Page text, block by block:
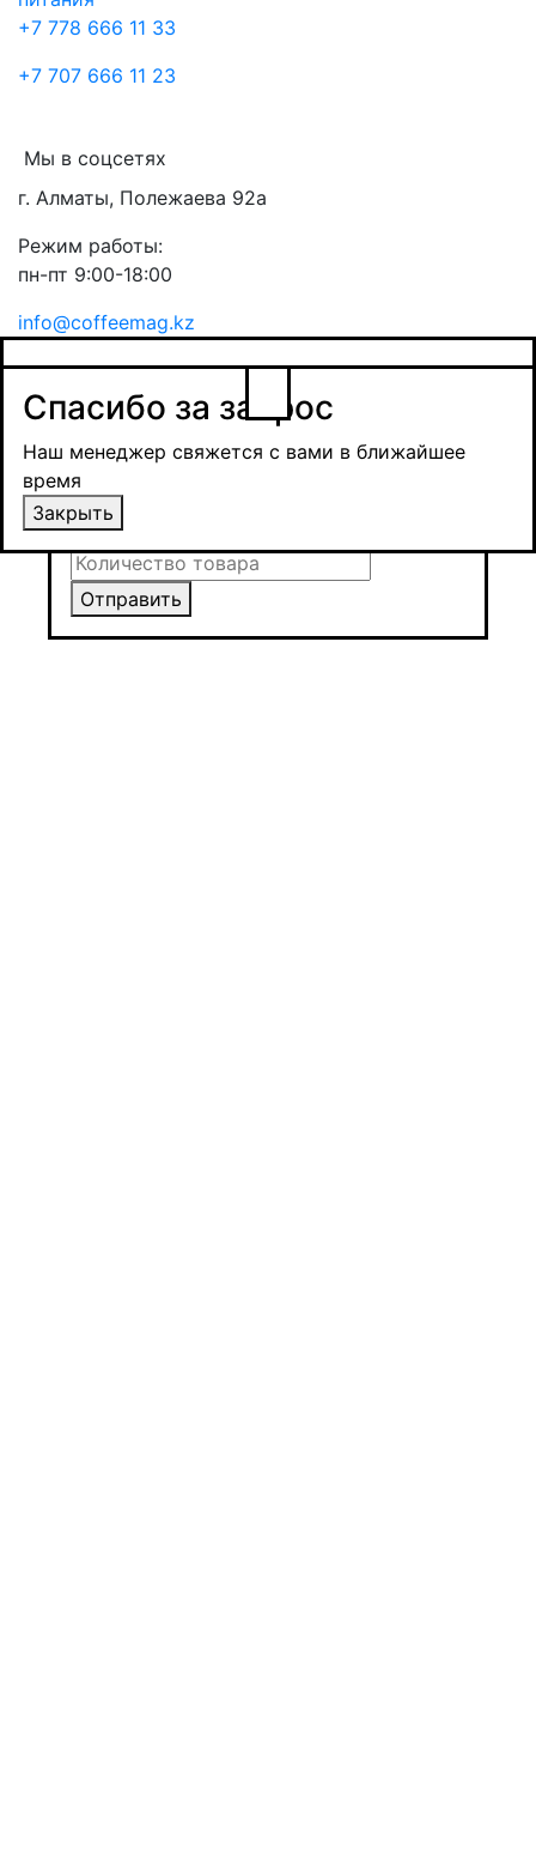
+7 778 666 11 33
+7 707 666 11 23
Мы в соцсетях
г. Алматы, Полежаева 92а
Режим работы:
пн-пт 9:00-18:00
info@coffeemag.kz
Заказ товара
Уведомить о поступлении
Спасибо за заявку
Наш менеджер свяжется с вами в ближайшее
время и обсудит сроки поставки и условия
оплаты
Закрыть
Получить оптовую цену
Отправить
Спасибо за запрос
Наш менеджер свяжется с вами в ближайшее
время
Закрыть